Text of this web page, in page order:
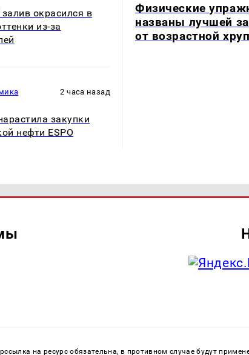
окрасился в
из-за
2 часа назад
закупки
нефти ESPO
Физические
названы лучшей
от возрастной
на ресурс обязательна, в противном случае будут